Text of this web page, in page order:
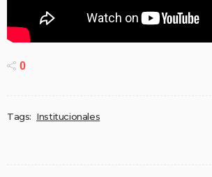
0
Tags: Institucionales